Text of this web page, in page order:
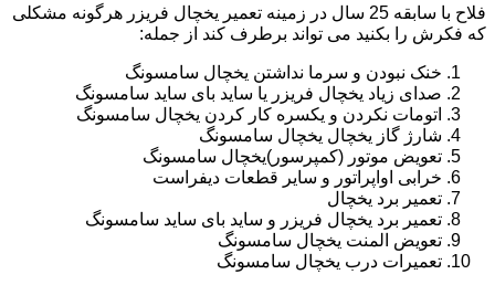
فلاح با سابقه 25 سال در زمینه تعمیر یخچال فریزر هرگونه مشکلی
که فکرش را بکنید می تواند برطرف کند از جمله:
خنک نبودن و سرما نداشتن یخچال سامسونگ
صدای زیاد یخچال فریزر یا ساید بای ساید سامسونگ
اتومات نکردن و یکسره کار کردن یخچال سامسونگ
شارژ گاز یخچال یخچال سامسونگ
تعویض موتور (کمپرسور)یخچال سامسونگ
خرابی اواپراتور و سایر قطعات دیفراست
تعمیر برد یخچال
تعمیر برد یخچال فریزر و ساید بای ساید سامسونگ
تعویض المنت یخچال سامسونگ
تعمیرات درب یخچال سامسونگ